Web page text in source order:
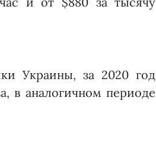
Украины, за 2020 год
в аналогичном периоде